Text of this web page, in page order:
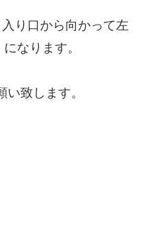
り口から向かって左
なります。
致します。